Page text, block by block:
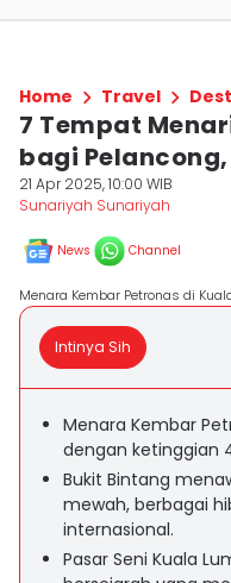
Home Travel
7 Tempat
bagi
21 Apr 2025, 10:00 WIB
Sunariyah Sunariyah
News Channel
Menara Kembar Petronas di
Intinya Sih
Menara Kembar
dengan ketinggian
Bukit Bintang
mewah, berbagai
internasional.
Pasar Seni Kuala